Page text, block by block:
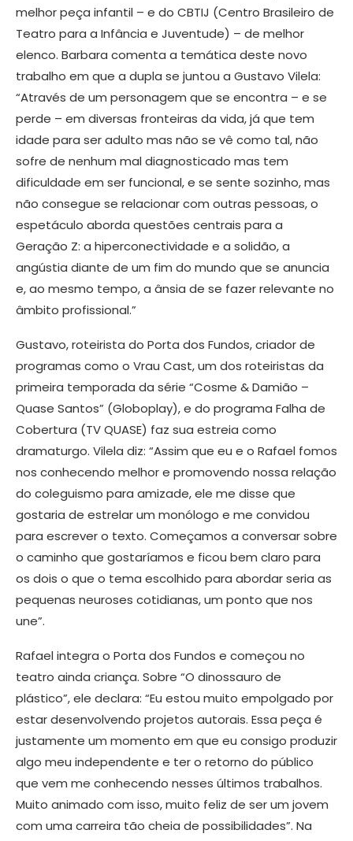
melhor peça infantil – e do CBTIJ (Centro Brasileiro de
Teatro para a Infância e Juventude) – de melhor
elenco. Barbara comenta a temática deste novo
trabalho em que a dupla se juntou a Gustavo Vilela:
“Através de um personagem que se encontra – e se
perde – em diversas fronteiras da vida, já que tem
idade para ser adulto mas não se vê como tal, não
sofre de nenhum mal diagnosticado mas tem
dificuldade em ser funcional, e se sente sozinho, mas
não consegue se relacionar com outras pessoas, o
espetáculo aborda questões centrais para a
Geração Z: a hiperconectividade e a solidão, a
angústia diante de um fim do mundo que se anuncia
e, ao mesmo tempo, a ânsia de se fazer relevante no
âmbito profissional.”
Gustavo, roteirista do Porta dos Fundos, criador de
programas como o Vrau Cast, um dos roteiristas da
primeira temporada da série “Cosme & Damião –
Quase Santos” (Globoplay), e do programa Falha de
Cobertura (TV QUASE) faz sua estreia como
dramaturgo. Vilela diz: “Assim que eu e o Rafael fomos
nos conhecendo melhor e promovendo nossa relação
do coleguismo para amizade, ele me disse que
gostaria de estrelar um monólogo e me convidou
para escrever o texto. Começamos a conversar sobre
o caminho que gostaríamos e ficou bem claro para
os dois o que o tema escolhido para abordar seria as
pequenas neuroses cotidianas, um ponto que nos
une”.
Rafael integra o Porta dos Fundos e começou no
teatro ainda criança. Sobre “O dinossauro de
plástico”, ele declara: “Eu estou muito empolgado por
estar desenvolvendo projetos autorais. Essa peça é
justamente um momento em que eu consigo produzir
algo meu independente e ter o retorno do público
que vem me conhecendo nesses últimos trabalhos.
Muito animado com isso, muito feliz de ser um jovem
com uma carreira tão cheia de possibilidades”. Na